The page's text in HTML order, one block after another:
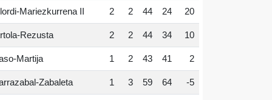
Mariezkurrena II 2 2 44 24 20
Rezusta 2 2 44 34 10
Martija 1 2 43 41 2
Zabaleta 1 3 59 64 -5